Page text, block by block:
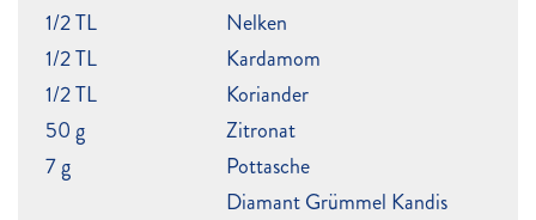
1/2 TL
Nelken
1/2 TL
Kardamom
1/2 TL
Koriander
50 g
Zitronat
7 g
Pottasche
Diamant Grümmel Kandis